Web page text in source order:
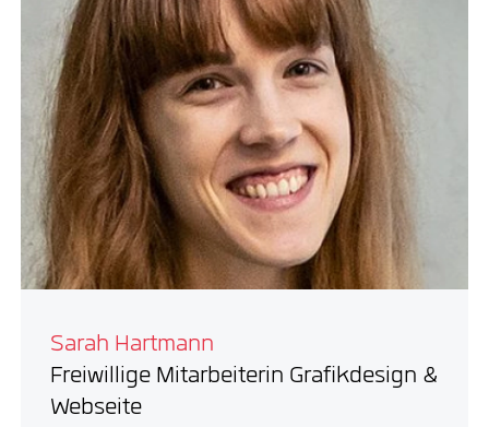
Sarah Hartmann
Freiwillige Mitarbeiterin Grafikdesign &
Webseite